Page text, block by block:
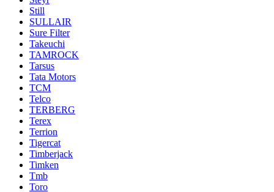
Still
SULLAIR
Sure Filter
Takeuchi
TAMROCK
Tarsus
Tata Motors
TCM
Telco
TERBERG
Terex
Terrion
Tigercat
Timberjack
Timken
Tmb
Toro